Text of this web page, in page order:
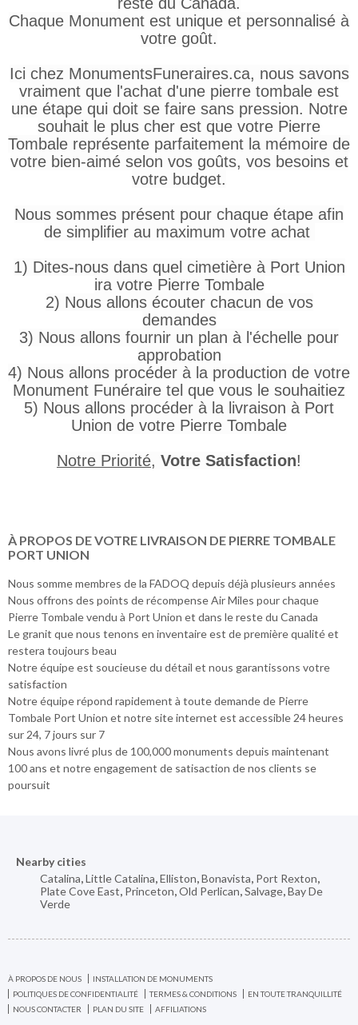
Chaque Monument est unique et personnalisé à
votre goût.
Ici chez MonumentsFuneraires.ca, nous savons
vraiment que l'achat d'une pierre tombale est
une étape qui doit se faire sans pression. Notre
souhait le plus cher est que votre Pierre
Tombale représente parfaitement la mémoire de
votre bien-aimé selon vos goûts, vos besoins et
votre budget.
Nous sommes présent pour chaque étape afin
de simplifier au maximum votre achat
1) Dites-nous dans quel cimetière à Port Union
ira votre Pierre Tombale
2) Nous allons écouter chacun de vos
demandes
3) Nous allons fournir un plan à l'échelle pour
approbation
4) Nous allons procéder à la production de votre
Monument Funéraire tel que vous le souhaitiez
5) Nous allons procéder à la livraison à Port
Union de votre Pierre Tombale
Notre Priorité, Votre Satisfaction!
À PROPOS DE VOTRE LIVRAISON DE PIERRE TOMBALE
PORT UNION
Nous somme membres de la FADOQ depuis déjà plusieurs années
Nous offrons des points de récompense Air Miles pour chaque
Pierre Tombale vendu à Port Union et dans le reste du Canada
Le granit que nous tenons en inventaire est de première qualité et
restera toujours beau
Notre équipe est soucieuse du détail et nous garantissons votre
satisfaction
Notre équipe répond rapidement à toute demande de Pierre
Tombale Port Union et notre site internet est accessible 24 heures
sur 24, 7 jours sur 7
Nous avons livré plus de 100,000 monuments depuis maintenant
100 ans et notre engagement de satisaction de nos clients se
poursuit
Nearby cities
Catalina,Little Catalina,Elliston,Bonavista, Port Rexton,
Plate Cove East, Princeton,Old Perlican,Salvage,Bay De
Verde
À PROPOS DE NOUS
INSTALLATION DE MONUMENTS
POLITIQUES DE CONFIDENTIALITÉ
TERMES & CONDITIONS
EN TOUTE TRANQUILLITÉ
NOUS CONTACTER
PLAN DU SITE AFFILIATIONS